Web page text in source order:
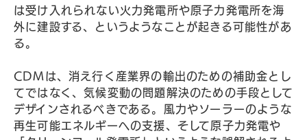
は受け入れられない火力発電所や原子力発電所を海
外に建設する、というようなことが起きる可能性があ
る。
CDMは、消え行く産業界の輸出のための補助金とし
てではなく、気候変動の問題解決のための手段として
デザインされるべきである。風力やソーラーのような
再生可能エネルギーへの支援、そして原子力発電や